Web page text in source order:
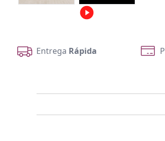
Entrega Rápida